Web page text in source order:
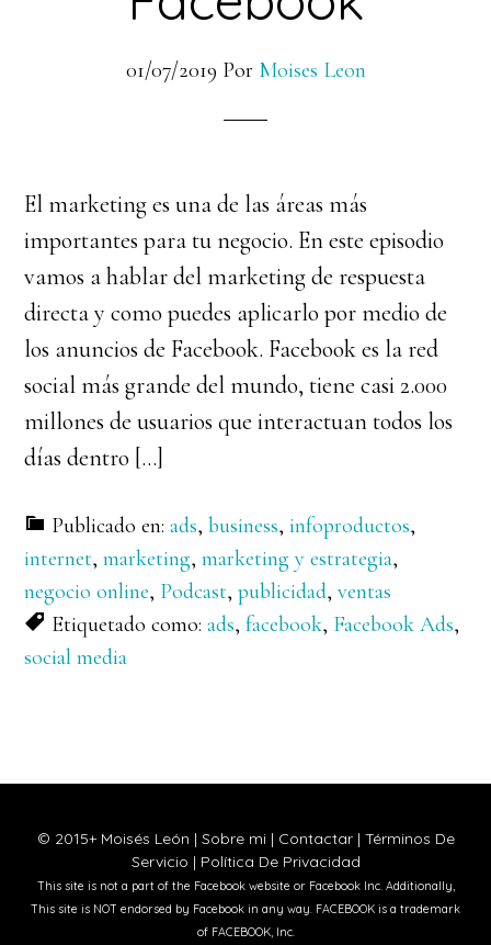
01/07/2019 Por Moises Leon
El marketing es una de las áreas más
importantes para tu negocio. En este episodio
vamos a hablar del marketing de respuesta
directa y como puedes aplicarlo por medio de
los anuncios de Facebook. Facebook es la red
social más grande del mundo, tiene casi 2.000
millones de usuarios que interactuan todos los
días dentro […]
Publicado en:ads,business,infoproductos,
internet,marketing,marketing y estrategia,
negocio online, Podcast,publicidad,ventas
Etiquetado como:ads,facebook, Facebook Ads,
social media
© 2015+ Moisés León | Sobre mi | Contactar| Términos De
Servicio | Política De Privacidad
This site is not a part of the Facebook website or Facebook Inc. Additionally,
This site is NOT endorsed by Facebook in any way. FACEBOOK is a trademark
of FACEBOOK, Inc.